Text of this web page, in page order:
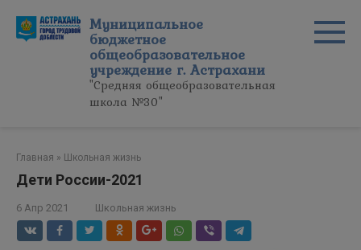
контенту
Муниципальное
бюджетное
общеобразовательное
учреждение г. Астрахани
"Средняя общеобразовательная
школа №30"
Главная » Школьная жизнь
Дети России-2021
6 Апр 2021 Школьная жизнь